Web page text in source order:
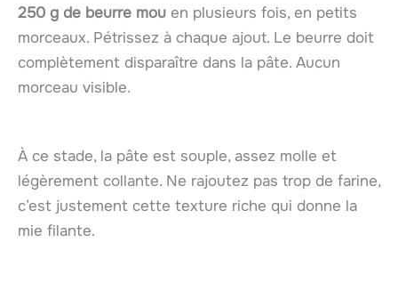
250 g de beurre mou en plusieurs fois, en petits
morceaux. Pétrissez à chaque ajout. Le beurre doit
complètement disparaître dans la pâte. Aucun
morceau visible.
À ce stade, la pâte est souple, assez molle et
légèrement collante. Ne rajoutez pas trop de farine,
c’est justement cette texture riche qui donne la
mie filante.